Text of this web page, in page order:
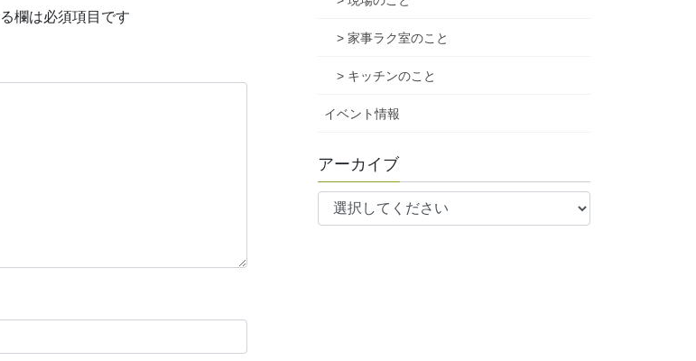
欄は必須項目です
> 家事ラク室のこと
> キッチンのこと
イベント情報
アーカイブ